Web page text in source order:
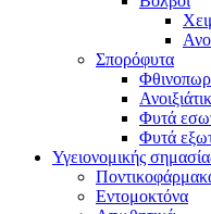
Σπορόφυτα
Φυτά
Φυτά
Υγειονομικής
Εντομοκτόνα